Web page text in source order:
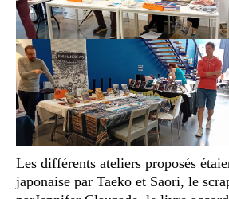
Les différents ateliers proposés
japonaise par Taeko et Saori, le